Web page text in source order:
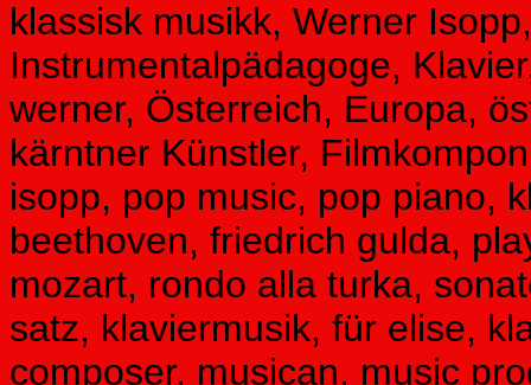
klassisk musikk, Werner
Instrumentalpädagoge,
werner, Österreich, Europa,
kärntner Künstler,
isopp, pop music, pop piano,
beethoven, friedrich gulda,
mozart, rondo alla turka,
satz, klaviermusik, für elise,
composer, musican, music